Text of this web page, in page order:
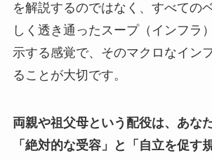
を解説するのではなく、すべての
しく透き通ったスープ（インフラ
示する感覚で、そのマクロなイン
ることが大切です。
両親や祖父母という配役は、あな
「絶対的な受容」と「自立を促す